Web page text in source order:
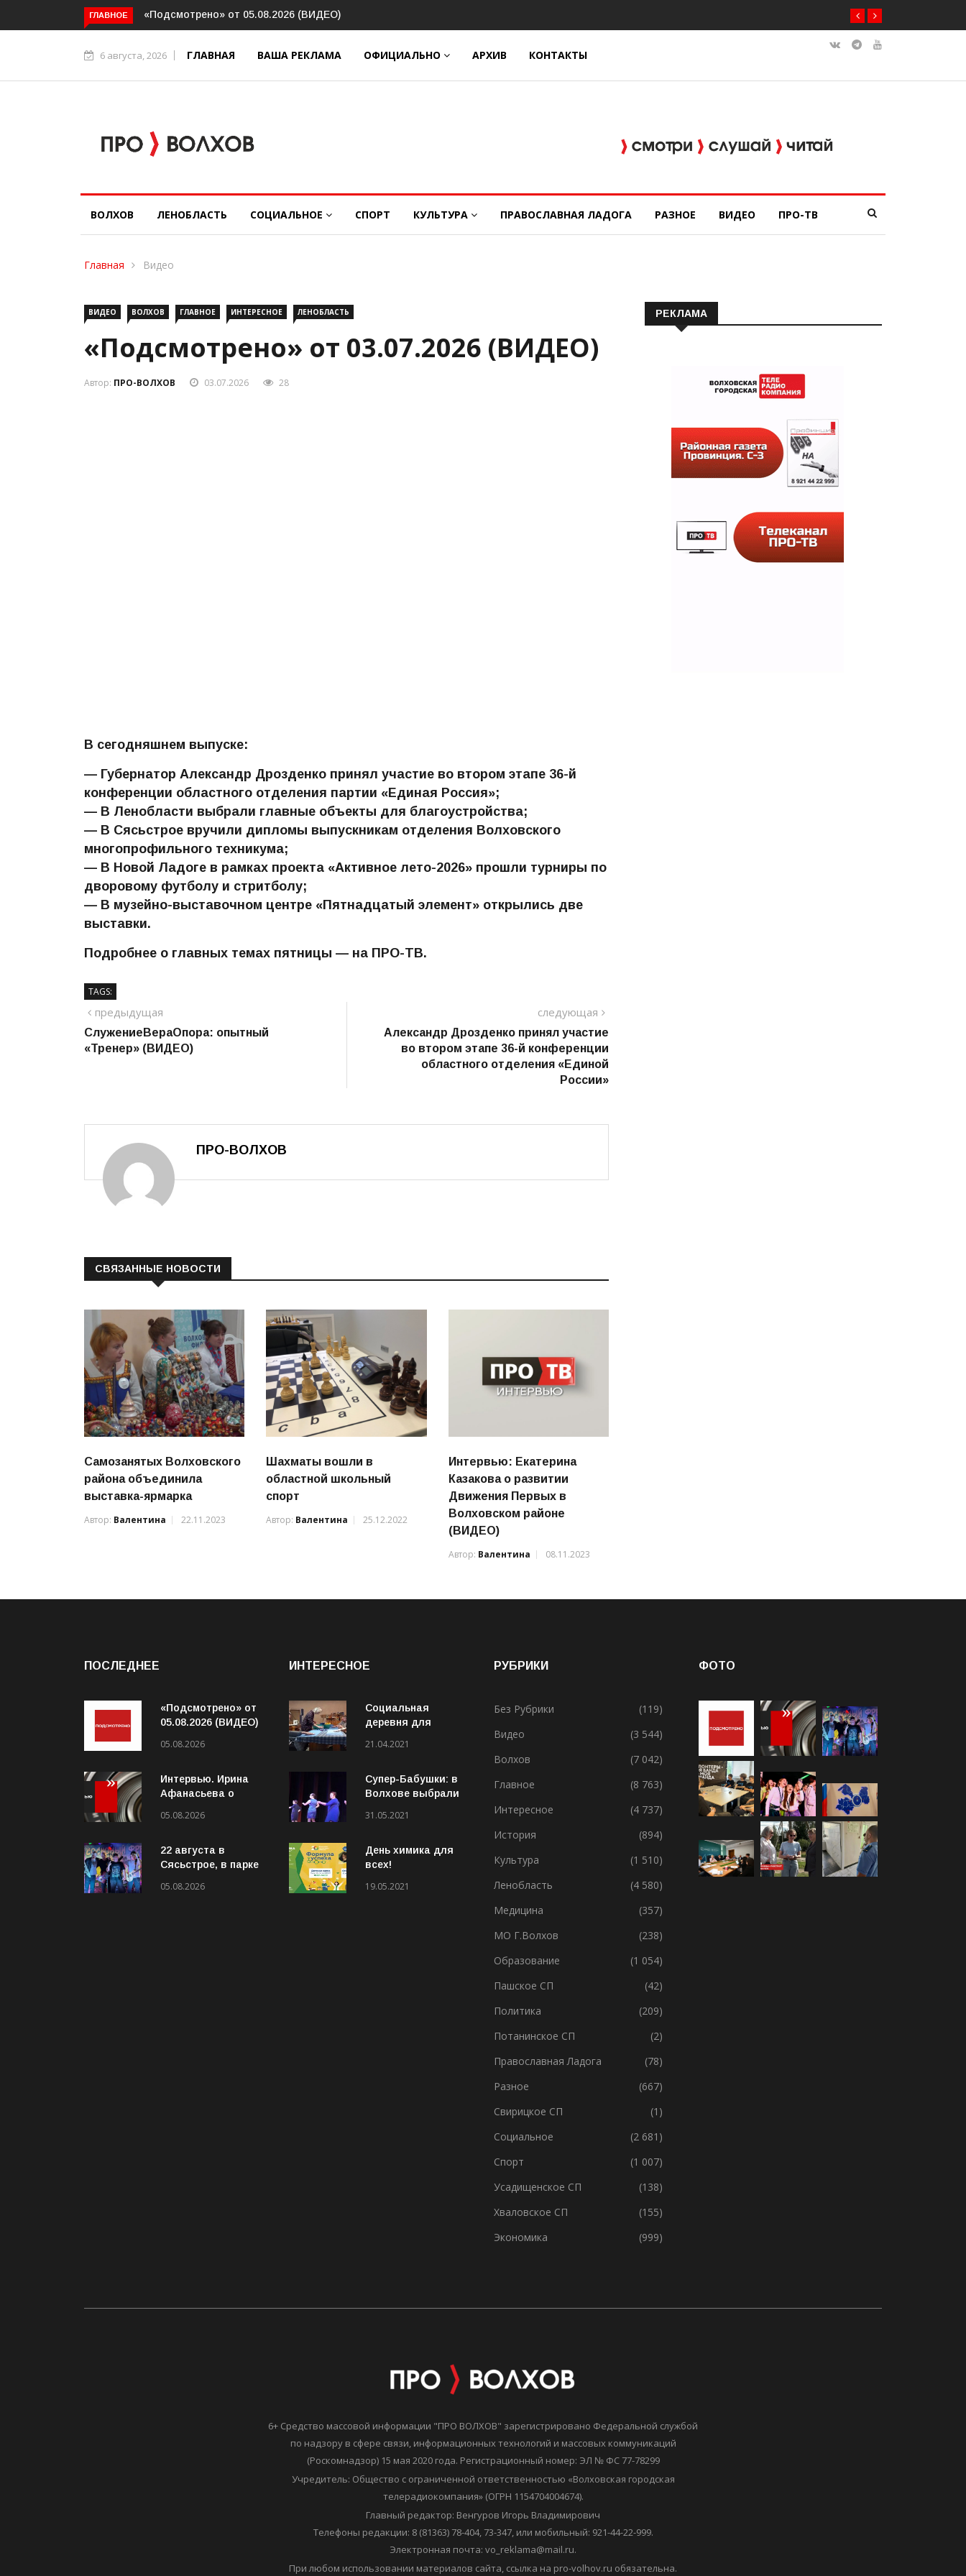
ГЛАВНОЕ
«Подсмотрено» от 05.08.2026 (ВИДЕО)Интервью. Ирина Афанасьева о
социальном контракте (ВИДЕО)
6 августа, 2026 ГЛАВНАЯ ВАША РЕКЛАМА ОФИЦИАЛЬНО АРХИВ КОНТАКТЫ
ВОЛХОВ ЛЕНОБЛАСТЬ СОЦИАЛЬНОЕ СПОРТ КУЛЬТУРА ПРАВОСЛАВНАЯ ЛАДОГА РАЗНОЕ ВИДЕО ПРО-ТВ
Главная Видео
ВИДЕО ВОЛХОВ ГЛАВНОЕ ИНТЕРЕСНОЕ ЛЕНОБЛАСТЬ
«Подсмотрено» от 03.07.2026 (ВИДЕО)
Автор: ПРО-ВОЛХОВ 03.07.2026 28
В сегодняшнем выпуске:
— Губернатор Александр Дрозденко принял участие во втором этапе 36-й
конференции областного отделения партии «Единая Россия»;
— В Ленобласти выбрали главные объекты для благоустройства;
— В Сясьстрое вручили дипломы выпускникам отделения Волховского
многопрофильного техникума;
— В Новой Ладоге в рамках проекта «Активное лето-2026» прошли турниры по
дворовому футболу и стритболу;
— В музейно-выставочном центре «Пятнадцатый элемент» открылись две
выставки.
Подробнее о главных темах пятницы — на ПРО-ТВ.
TAGS:
Навигация
по
предыдущая
СлужениеВераОпора: опытный
«Тренер» (ВИДЕО)
следующая
Александр Дрозденко принял участие
во втором этапе 36-й конференции
областного отделения «Единой
России»
ПРО-ВОЛХОВ
СВЯЗАННЫЕ НОВОСТИ
Самозанятых Волховского
района объединила
выставка-ярмарка
Автор: Валентина 22.11.2023
Шахматы вошли в
областной школьный
спорт
Автор: Валентина 25.12.2022
Интервью: Екатерина
Казакова о развитии
Движения Первых в
Волховском районе
(ВИДЕО)
Автор: Валентина 08.11.2023
РЕКЛАМА
ПОСЛЕДНЕЕ
«Подсмотрено» от
05.08.2026 (ВИДЕО)
05.08.2026
Интервью. Ирина
Афанасьева о
контракте (ВИДЕО)
05.08.2026
22 августа в
Сясьстрое, в парке
состоится
05.08.2026
ИНТЕРЕСНОЕ
Социальная
деревня для
21.04.2021
Супер-Бабушки: в
Волхове выбрали
(ВИДЕО)
31.05.2021
День химика для
всех!
19.05.2021
РУБРИКИ
Без Рубрики
(119)
Видео
(3 544)
Волхов
(7 042)
Главное
(8 763)
Интересное
(4 737)
История
(894)
Культура
(1 510)
Ленобласть
(4 580)
Медицина
(357)
МО Г.Волхов
(238)
Образование
(1 054)
Пашское СП
(42)
Политика
(209)
Потанинское СП
(2)
Православная Ладога
(78)
Разное
(667)
Свирицкое СП
(1)
Социальное
(2 681)
Спорт
(1 007)
Усадищенское СП
(138)
Хваловское СП
(155)
Экономика
(999)
ФОТО
6+ Средство массовой информации "ПРО ВОЛХОВ" зарегистрировано Федеральной службой
по надзору в сфере связи, информационных технологий и массовых коммуникаций
(Роскомнадзор) 15 мая 2020 года. Регистрационный номер: ЭЛ № ФС 77-78299
Учредитель: Общество с ограниченной ответственностью «Волховская городская
телерадиокомпания» (ОГРН 1154704004674).
Главный редактор: Венгуров Игорь Владимирович
Телефоны редакции: 8 (81363) 78-404, 73-347, или мобильный: 921-44-22-999.
Электронная почта: vo_reklama@mail.ru.
При любом использовании материалов сайта, ссылка на pro-volhov.ru обязательна.